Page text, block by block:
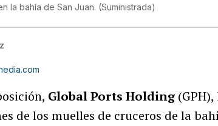
la bahía de San Juan. (Suministrada)
Global Ports Holding
de los muelles de cruceros de la